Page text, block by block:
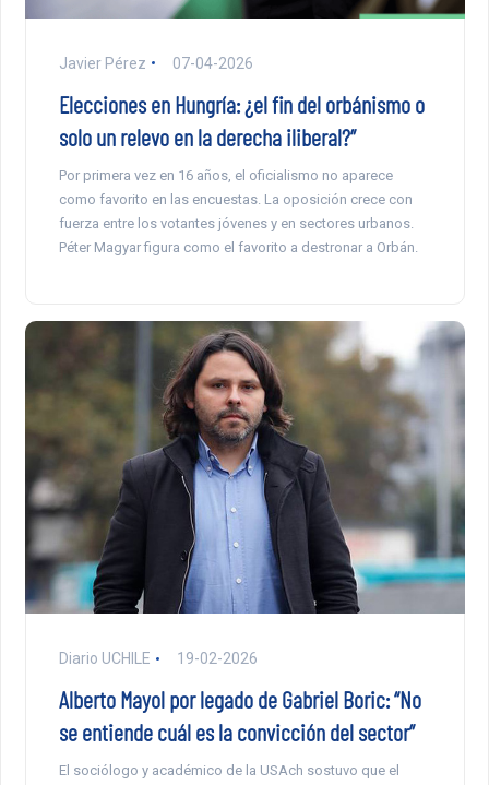
Javier Pérez 07-04-2026
Elecciones en Hungría: ¿el fin del orbánismo o
solo un relevo en la derecha iliberal?”
Por primera vez en 16 años, el oficialismo no aparece
como favorito en las encuestas. La oposición crece con
fuerza entre los votantes jóvenes y en sectores urbanos.
Péter Magyar figura como el favorito a destronar a Orbán.
Diario UCHILE 19-02-2026
Alberto Mayol por legado de Gabriel Boric: “No
se entiende cuál es la convicción del sector”
El sociólogo y académico de la USAch sostuvo que el